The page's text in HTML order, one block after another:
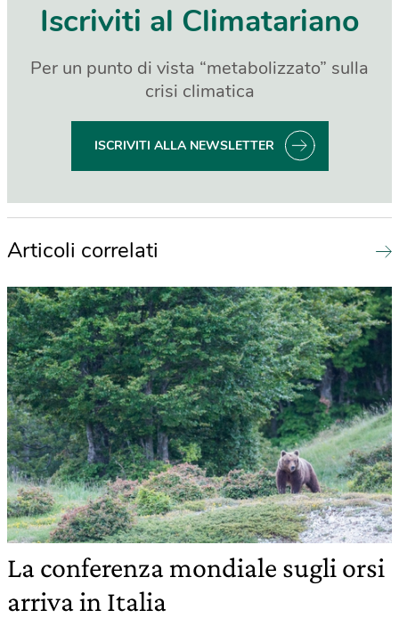
Iscriviti al Climatariano
Per un punto di vista “metabolizzato” sulla
crisi climatica
ISCRIVITI ALLA NEWSLETTER
Articoli correlati
La conferenza mondiale sugli orsi
arriva in Italia